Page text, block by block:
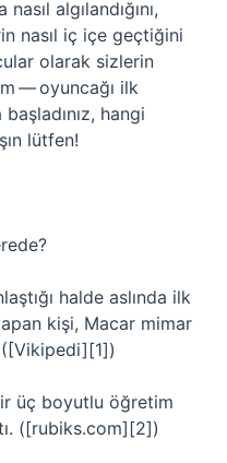
algılandığını,
nasıl iç içe geçtiğini
olarak sizlerin
— oyuncağı ilk
hangi
lütfen!
halde aslında ilk
kişi, Macar mimar
([Vikipedi][1])
üç boyutlu öğretim
([rubiks.com][2])